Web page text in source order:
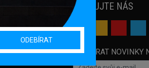
SLEDUJTE NÁS
ODEBÍRAT NOVINKY
ODEBÍRAT